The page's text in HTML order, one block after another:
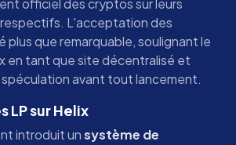
L'acceptation des
plus que remarquable, soulignant le
en tant que site décentralisé et
spéculation avant tout lancement.
LP sur Helix
introduit unsystème de